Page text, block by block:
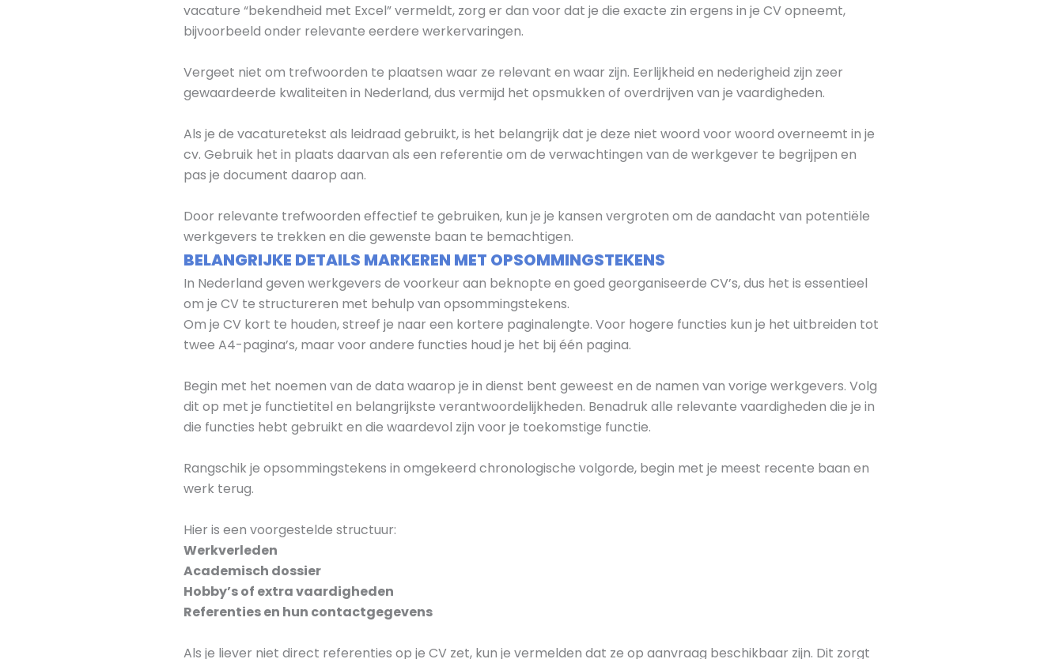
vacature “bekendheid met Excel” vermeldt, zorg er dan voor dat je die exacte zin ergens in je CV opneemt,
bijvoorbeeld onder relevante eerdere werkervaringen.
Vergeet niet om trefwoorden te plaatsen waar ze relevant en waar zijn. Eerlijkheid en nederigheid zijn zeer
gewaardeerde kwaliteiten in Nederland, dus vermijd het opsmukken of overdrijven van je vaardigheden.
Als je de vacaturetekst als leidraad gebruikt, is het belangrijk dat je deze niet woord voor woord overneemt in je
cv. Gebruik het in plaats daarvan als een referentie om de verwachtingen van de werkgever te begrijpen en
pas je document daarop aan.
Door relevante trefwoorden effectief te gebruiken, kun je je kansen vergroten om de aandacht van potentiële
werkgevers te trekken en die gewenste baan te bemachtigen.
BELANGRIJKE DETAILS MARKEREN MET OPSOMMINGSTEKENS
In Nederland geven werkgevers de voorkeur aan beknopte en goed georganiseerde CV’s, dus het is essentieel
om je CV te structureren met behulp van opsommingstekens.
Om je CV kort te houden, streef je naar een kortere paginalengte. Voor hogere functies kun je het uitbreiden tot
twee A4-pagina’s, maar voor andere functies houd je het bij één pagina.
Begin met het noemen van de data waarop je in dienst bent geweest en de namen van vorige werkgevers. Volg
dit op met je functietitel en belangrijkste verantwoordelijkheden. Benadruk alle relevante vaardigheden die je in
die functies hebt gebruikt en die waardevol zijn voor je toekomstige functie.
Rangschik je opsommingstekens in omgekeerd chronologische volgorde, begin met je meest recente baan en
werk terug.
Hier is een voorgestelde structuur:
Werkverleden
Academisch dossier
Hobby’s of extra vaardigheden
Referenties en hun contactgegevens
Als je liever niet direct referenties op je CV zet, kun je vermelden dat ze op aanvraag beschikbaar zijn. Dit zorgt